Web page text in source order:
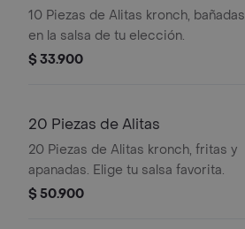
10 Piezas de Alitas kronch, bañadas
en la salsa de tu elección.
$ 33.900
20 Piezas de Alitas
20 Piezas de Alitas kronch, fritas y
apanadas. Elige tu salsa favorita.
$ 50.900